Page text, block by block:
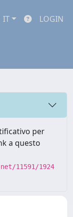
IT LOGIN
per
a questo
11591/1924